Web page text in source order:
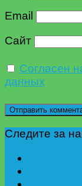
Email
Сайт
Согласен
данных
Следите за